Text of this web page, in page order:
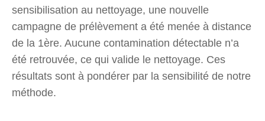
sensibilisation au nettoyage, une nouvelle
campagne de prélèvement a été menée à distance
de la 1ère. Aucune contamination détectable n’a
été retrouvée, ce qui valide le nettoyage. Ces
résultats sont à pondérer par la sensibilité de notre
méthode.